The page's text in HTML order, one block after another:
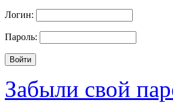
Логин:
Пароль:
Забыли свой